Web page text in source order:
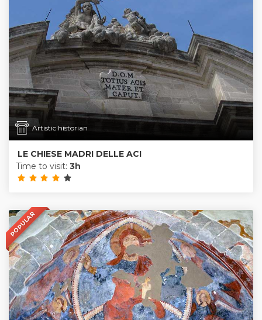
Artistic historian
LE CHIESE MADRI DELLE ACI
Time to visit: 3h
POPULAR